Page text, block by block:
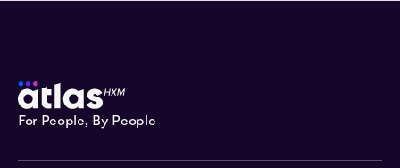
For People, By People